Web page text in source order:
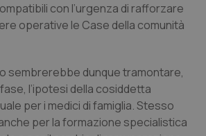
Nutrizione
con l’urgenza di rafforzare
operative le Case della comunità
sembrerebbe dunque tramontare,
l’ipotesi della cosiddetta
per i medici di famiglia. Stesso
per la formazione specialistica